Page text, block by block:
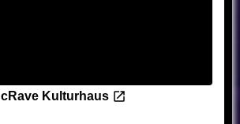
cRave Kulturhaus